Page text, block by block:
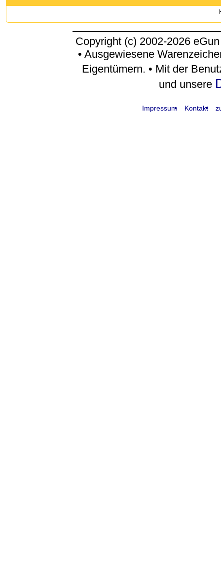
Copyright (c) 2002-2026
• Ausgewiesene
Eigentümern. • Mit der
und unsere
Impressum Kontakt